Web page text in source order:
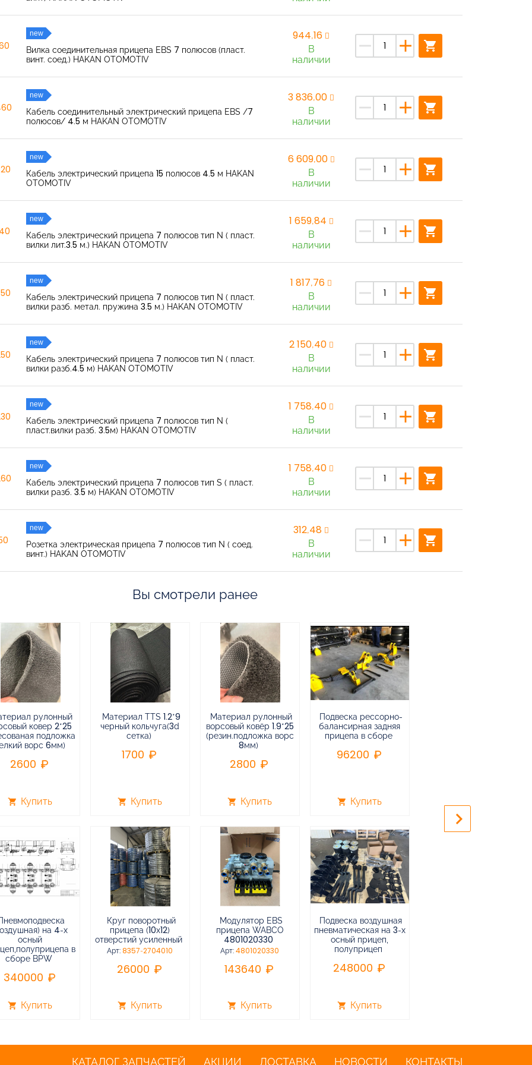
new
Вилка соединительная прицепа EBS 7 полюсов (пласт.
винт. соед.) HAKAN OTOMOTIV
944,16
В
наличии
remove add shopping_cart
new
Кабель соединительный электрический прицепа EBS /7
полюсов/ 4.5 м HAKAN OTOMOTIV
3 836,00
В
наличии
remove add shopping_cart
new
Кабель электрический прицепа 15 полюсов 4.5 м HAKAN
OTOMOTIV
6 609,00
В
наличии
remove add shopping_cart
new
Кабель электрический прицепа 7 полюсов тип N ( пласт.
вилки лит.3.5 м.) HAKAN OTOMOTIV
1 659,84
В
наличии
remove add shopping_cart
new
Кабель электрический прицепа 7 полюсов тип N ( пласт.
вилки разб. метал. пружина 3.5 м.) HAKAN OTOMOTIV
1 817,76
В
наличии
remove add shopping_cart
new
Кабель электрический прицепа 7 полюсов тип N ( пласт.
вилки разб.4.5 м) HAKAN OTOMOTIV
2 150,40
В
наличии
remove add shopping_cart
new
Кабель электрический прицепа 7 полюсов тип N (
пласт.вилки разб. 3.5м) HAKAN OTOMOTIV
1 758,40
В
наличии
remove add shopping_cart
new
Кабель электрический прицепа 7 полюсов тип S ( пласт.
вилки разб. 3.5 м) HAKAN OTOMOTIV
1 758,40
В
наличии
remove add shopping_cart
new
Розетка электрическая прицепа 7 полюсов тип N ( соед.
винт.) HAKAN OTOMOTIV
312,48
В
наличии
remove add shopping_cart
Вы смотрели ранее
рулонный
ковер 2*25
подложка
ворс 6мм)
2600
shopping_cart Купить
на 4-х
осный
в
сборе BPW
340000
shopping_cart Купить
Материал TTS 1.2*9
черный кольчуга(3d
сетка)
1700
shopping_cart Купить
Круг поворотный
прицепа (10х12)
отверстий усиленный
Арт:8357-2704010
26000
shopping_cart Купить
Материал рулонный
ворсовый ковёр 1.9*25
(резин.подложка ворс
8мм)
2800
shopping_cart Купить
Модулятор EBS
прицепа WABCO
4801020330
Арт:4801020330
143640
shopping_cart Купить
Подвеска рессорно-
балансирная задняя
прицепа в сборе
96200
shopping_cart Купить
Подвеска воздушная
пневматическая на 3-х
осный прицеп,
полуприцеп
248000
shopping_cart Купить
keyboard_arrow_right
КАТАЛОГ ЗАПЧАСТЕЙ АКЦИИ ДОСТАВКА НОВОСТИ КОНТАКТЫ